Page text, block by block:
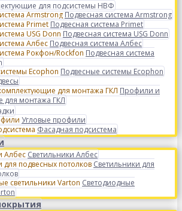
для подсистемы НВФ
Подвесная система Armstrong
Подвесная система Primet
Подвесная система USG Donn
Подвесная система Албес
Подвесная система
Подвесные системы Ecophon
Профили и
для монтажа ГКЛ
Угловые профили
Фасадная подсистема
Светильники Албес
Светильники для
Светодиодные